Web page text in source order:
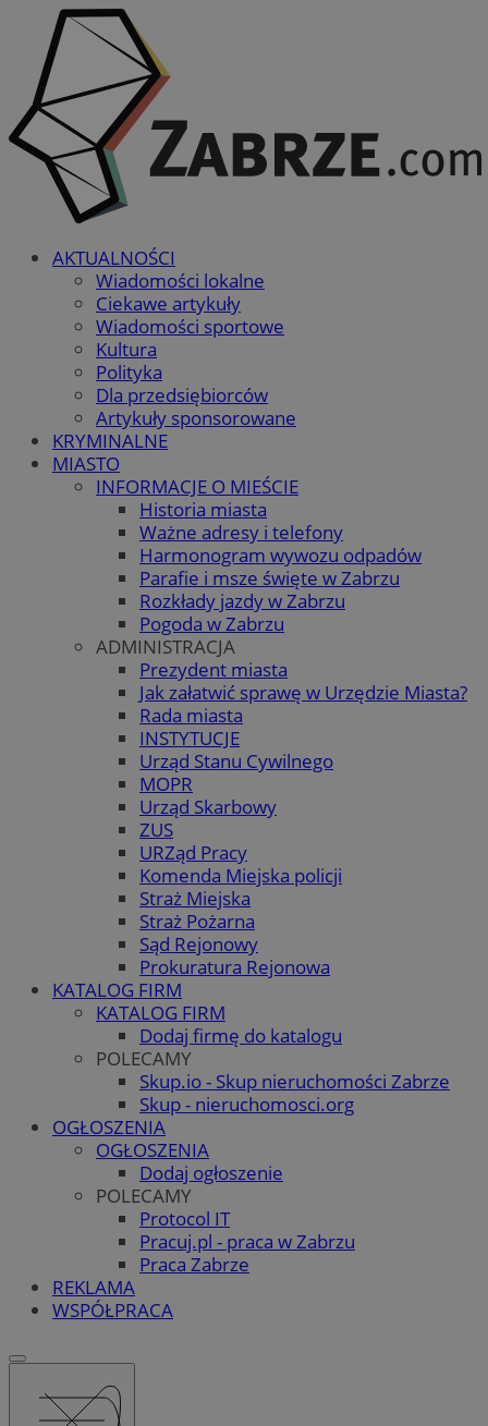
AKTUALNOŚCI
Wiadomości lokalne
Ciekawe artykuły
Wiadomości sportowe
Kultura
Polityka
Dla przedsiębiorców
Artykuły sponsorowane
KRYMINALNE
MIASTO
INFORMACJE O MIEŚCIE
Historia miasta
Ważne adresy i telefony
Harmonogram wywozu odpadów
Parafie i msze święte w Zabrzu
Rozkłady jazdy w Zabrzu
Pogoda w Zabrzu
ADMINISTRACJA
Prezydent miasta
Jak załatwić sprawę w Urzędzie Miasta?
Rada miasta
INSTYTUCJE
Urząd Stanu Cywilnego
MOPR
Urząd Skarbowy
ZUS
URZąd Pracy
Komenda Miejska policji
Straż Miejska
Straż Pożarna
Sąd Rejonowy
Prokuratura Rejonowa
KATALOG FIRM
KATALOG FIRM
Dodaj firmę do katalogu
POLECAMY
Skup.io - Skup nieruchomości Zabrze
Skup - nieruchomosci.org
OGŁOSZENIA
OGŁOSZENIA
Dodaj ogłoszenie
POLECAMY
Protocol IT
Pracuj.pl - praca w Zabrzu
Praca Zabrze
REKLAMA
WSPÓŁPRACA